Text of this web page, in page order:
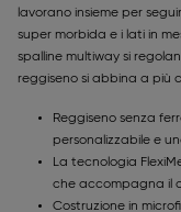
lavorano insieme per
super morbida e i lati in
spalline multiway si
reggiseno si abbina a più
Reggiseno senza
personalizzabile e
La tecnologia
che accompagna il
Costruzione in